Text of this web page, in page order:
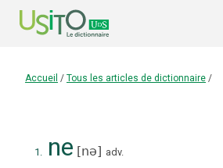
Accueil / Tous les articles de dictionnaire /
1. ne [nə] adv.